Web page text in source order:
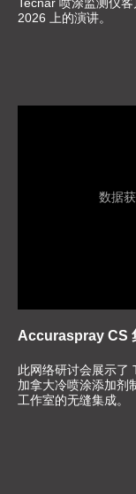
2026 上的演讲。
Accuraspray CS
此网络研讨会展示了
加拿大冷喷涂添加剂
工作室的无缝集成。